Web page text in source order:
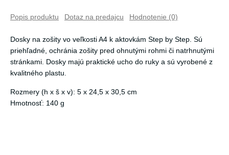
Popis produktu Dotaz na predajcu Hodnotenie (0)
Dosky na zošity vo veľkosti A4 k aktovkám Step by Step. Sú
priehľadné, ochránia zošity pred ohnutými rohmi či natrhnutými
stránkami. Dosky majú praktické ucho do ruky a sú vyrobené z
kvalitného plastu.
Rozmery (h x š x v): 5 x 24,5 x 30,5 cm
Hmotnosť: 140 g